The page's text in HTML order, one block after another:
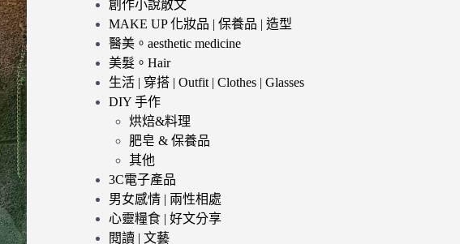
創作小說散文
MAKE UP 化妝品 | 保養品 | 造型
醫美。aesthetic medicine
美髮。Hair
生活 | 穿搭 | Outfit | Clothes | Glasses
DIY 手作
烘焙&料理
肥皂 & 保養品
其他
3C電子產品
男女感情 | 兩性相處
心靈糧食 | 好文分享
閱讀 | 文藝